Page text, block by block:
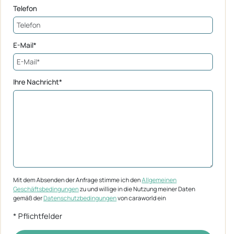
Telefon
E-Mail*
Ihre Nachricht*
Mit dem Absenden der Anfrage stimme ich denAllgemeinen
Geschäftsbedingungenzu und willige in die Nutzung meiner Daten
gemäß derDatenschutzbedingungenvon caraworld ein
* Pflichtfelder